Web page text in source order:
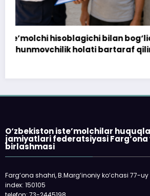
172 million so‘m to‘landi,
topshirilmadi…
O‘zbekiston iste’molchilar
jamiyatlari federatsiyasi
birlashmasi
Farg‘ona shahri, B.Marg‘inoniy ko‘chasi 77-uy
index: 150105